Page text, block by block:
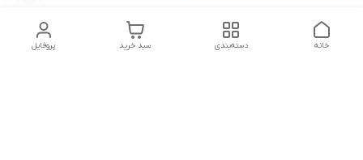
پروفایل سبد خرید دسته‌بندی خانه